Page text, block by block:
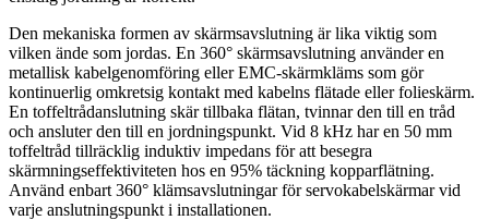
Den mekaniska formen av skärmsavslutning är lika viktig som
vilken ände som jordas. En 360° skärmsavslutning använder en
metallisk kabelgenomföring eller EMC-skärmkläms som gör
kontinuerlig omkretsig kontakt med kabelns flätade eller folieskärm.
En toffeltrådanslutning skär tillbaka flätan, tvinnar den till en tråd
och ansluter den till en jordningspunkt. Vid 8 kHz har en 50 mm
toffeltråd tillräcklig induktiv impedans för att besegra
skärmningseffektiviteten hos en 95% täckning kopparflätning.
Använd enbart 360° klämsavslutningar för servokabelskärmar vid
varje anslutningspunkt i installationen.